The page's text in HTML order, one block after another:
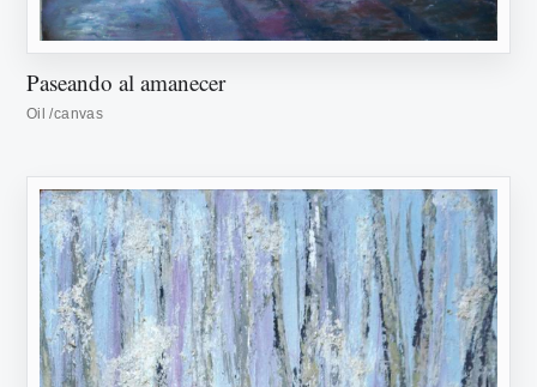
Paseando al amanecer
Oil /canvas